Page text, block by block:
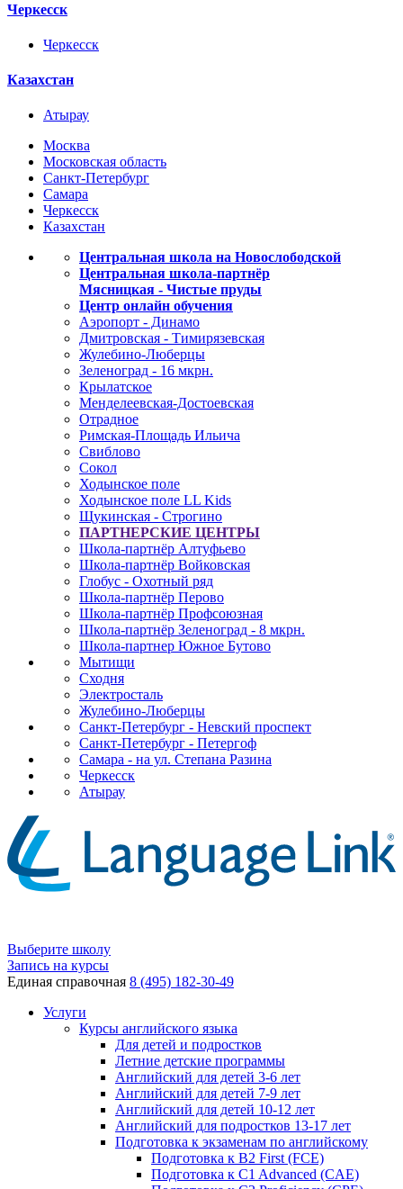
Черкесск
Черкесск
Казахстан
Атырау
Москва
Московская область
Санкт-Петербург
Самара
Черкесск
Казахстан
Центральная школа на Новослободской
Центральная школа-партнёр
Мясницкая - Чистые пруды
Центр онлайн обучения
Аэропорт - Динамо
Дмитровская - Тимирязевская
Жулебино-Люберцы
Зеленоград - 16 мкрн.
Крылатское
Менделеевская-Достоевская
Отрадное
Римская-Площадь Ильича
Свиблово
Сокол
Ходынское поле
Ходынское поле LL Kids
Щукинская - Строгино
ПАРТНЕРСКИЕ ЦЕНТРЫ
Школа-партнёр Алтуфьево
Школа-партнёр Войковская
Глобус - Охотный ряд
Школа-партнёр Перово
Школа-партнёр Профсоюзная
Школа-партнёр Зеленоград - 8 мкрн.
Школа-партнер Южное Бутово
Мытищи
Сходня
Электросталь
Жулебино-Люберцы
Санкт-Петербург - Невский проспект
Санкт-Петербург - Петергоф
Самара - на ул. Степана Разина
Черкесск
Атырау
Выберите школу
Запись на курсы
Единая справочная 8 (495) 182-30-49
Услуги
Курсы английского языка
Для детей и подростков
Летние детские программы
Английский для детей 3-6 лет
Английский для детей 7-9 лет
Английский для детей 10-12 лет
Английский для подростков 13-17 лет
Подготовка к экзаменам по английскому
Подготовка к B2 First (FCE)
Подготовка к C1 Advanced (CAE)